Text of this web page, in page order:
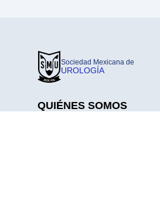
Sociedad Mexicana de
UROLOGÍA
QUIÉNES SOMOS